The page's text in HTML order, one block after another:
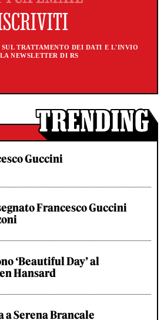
TRATTAMENTO DEI DATI E L'INVIO
NEWSLETTER DI RS
Guccini
Francesco Guccini
‘Beautiful Day’ al
Hansard
Serena Brancale